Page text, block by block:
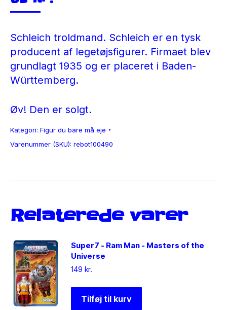
Schleich troldmand. Schleich er en tysk
producent af legetøjsfigurer. Firmaet blev
grundlagt 1935 og er placeret i Baden-
Württemberg.
Øv! Den er solgt.
Kategori: Figur du bare må eje
Varenummer (SKU): rebot100490
Relaterede varer
Super7 - Ram Man - Masters of the
Universe
149 kr.
Tilføj til kurv